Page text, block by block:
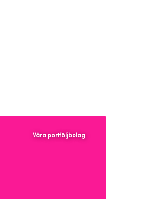
Våra portföljbolag